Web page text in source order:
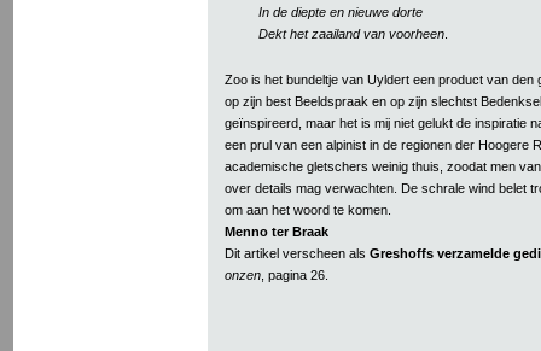
In de diepte en nieuwe dorte
Dekt het zaailand van voorheen.
Zoo is het bundeltje van Uyldert een product van den
op zijn best Beeldspraak en op zijn slechtst
geïnspireerd, maar het is mij niet gelukt de inspiratie
een prul van een alpinist in de regionen der Hoogere
academische gletschers weinig thuis, zoodat men
over details mag verwachten. De schrale wind belet
om aan het woord te komen.
Menno ter Braak
Dit artikel verscheen als Greshoffs verzamelde
onzen , pagina 26.